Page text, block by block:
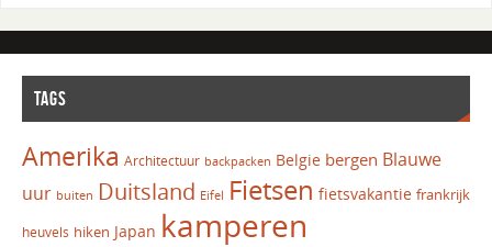
TAGS
Amerika Architectuur backpacken Belgie bergen Blauwe
uur buiten Duitsland Eifel Fietsen fietsvakantie frankrijk
heuvels hiken Japan kamperen